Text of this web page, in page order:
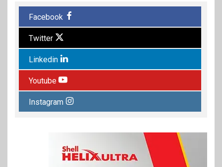
Facebook
Twitter
Linkedin
Youtube
Instagram